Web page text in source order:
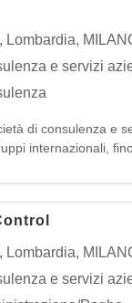
, Lombardia,
e servizi
di consulenza e
internazionali,
azienda offre
, Lombardia,
e servizi